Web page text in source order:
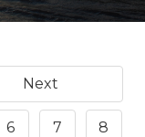
Next
6 7 8